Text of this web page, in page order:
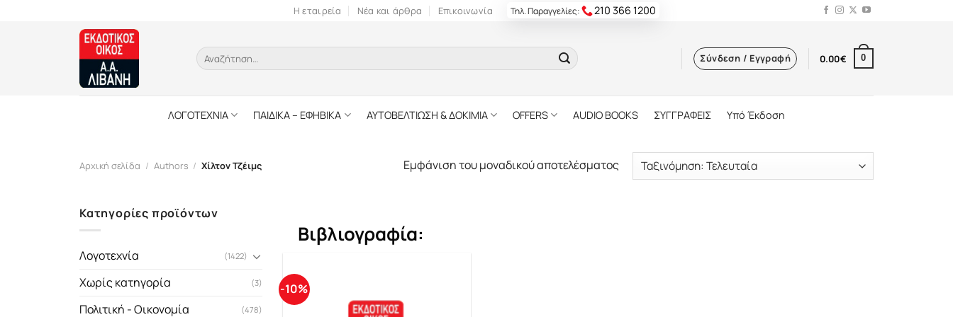
Η εταιρεία Νέα και άρθρα Επικοινωνία Τηλ. Παραγγελίες: 210 366 1200
Αναζήτηση
για:
Σύνδεση / Εγγραφή 0.00€ 0
ΛΟΓΟΤΕΧΝΙΑ ΠΑΙΔΙΚΑ – ΕΦΗΒΙΚΑ ΑΥΤΟΒΕΛΤΙΩΣΗ & ΔΟΚΙΜΙΑ OFFERS AUDIO BOOKS ΣΥΓΓΡΑΦΕΙΣ Υπό Έκδοση
Αρχική σελίδα / Authors / Χίλτον Τζέιμς Εμφάνιση του μοναδικού αποτελέσματος
Κατηγορίες προϊόντων
Λογοτεχνία (1422)
Χωρίς κατηγορία (3)
Πολιτική - Οικονομία (478)
Βιβλιογραφία:
-10%